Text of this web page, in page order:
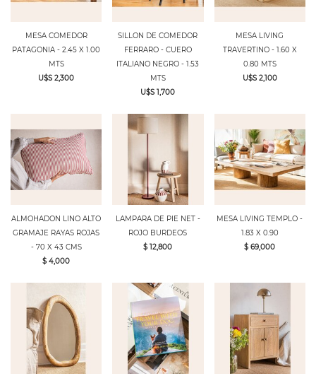
MESA COMEDOR
PATAGONIA - 2.45 X 1.00
MTS
U$S 2,300
SILLON DE COMEDOR
FERRARO - CUERO
ITALIANO NEGRO - 1.53
MTS
U$S 1,700
MESA LIVING
TRAVERTINO - 1.60 X
0.80 MTS
U$S 2,100
ALMOHADON LINO ALTO
GRAMAJE RAYAS ROJAS
- 70 X 43 CMS
$ 4,000
LAMPARA DE PIE NET -
ROJO BURDEOS
$ 12,800
MESA LIVING TEMPLO -
1.83 X 0.90
$ 69,000